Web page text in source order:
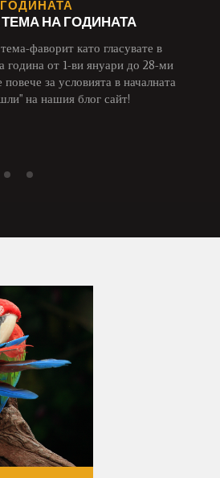
НА ГОДИНАТА
фаворит като гласувате в
година от 1-ви януари до 28-ми
за условията в началната
на нашия блог сайт!